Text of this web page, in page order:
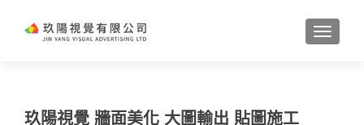
玖陽視覺 牆面美化 大圖輸出 貼圖施工